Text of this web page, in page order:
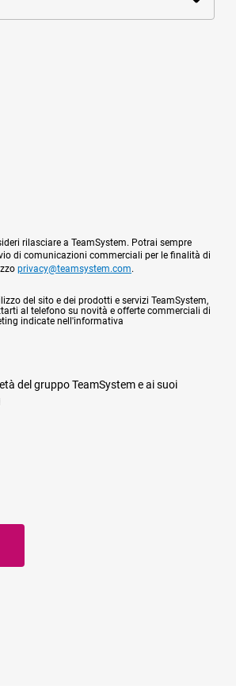
rilasciare a TeamSystem. Potrai sempre
di comunicazioni commerciali per le finalità di
privacy@teamsystem.com.
del sito e dei prodotti e servizi TeamSystem,
al telefono su novità e offerte commerciali di
indicate nell'informativa
del gruppo TeamSystem e ai suoi